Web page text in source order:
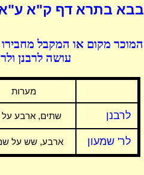
בבא בתרא דף ק"א
המוכר מקום או המקבל
עושה לרבנן
מערות
לרבנן שתים, ארבע
לר' שמעון ארבע, שש על